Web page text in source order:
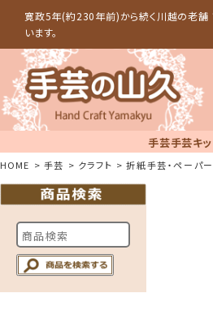
寛政5年(約230年前)から続く川越の老舗
います。
手芸手芸キ
HOME 手芸 クラフト 折紙手芸・ペーパ